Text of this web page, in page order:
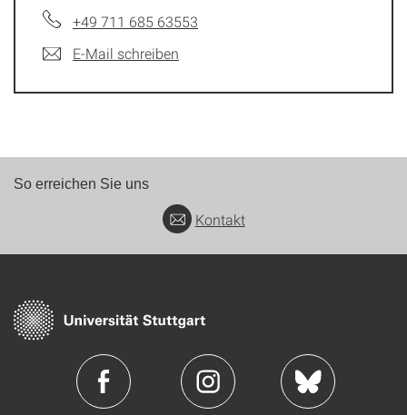
+49 711 685 63553
E-Mail schreiben
So erreichen Sie uns
Kontakt